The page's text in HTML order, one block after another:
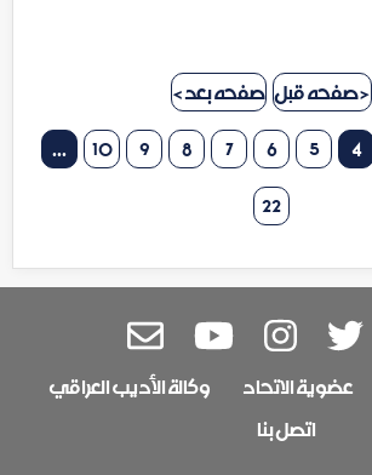
< صفحه قبل صفحه بعد >
4
5
6
7
8
9
10
...
22
عضوية الاتحاد
وكالة الأديب العراقي
اتصل بنا